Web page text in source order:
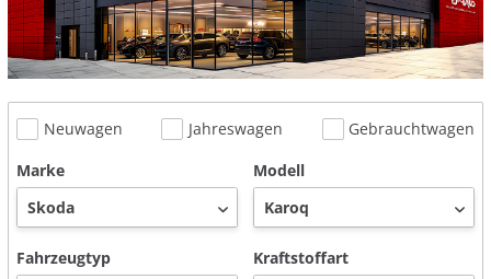
Neuwagen Jahreswagen
Gebrauchtwagen
Marke
Modell
Fahrzeugtyp Kraftstoffart